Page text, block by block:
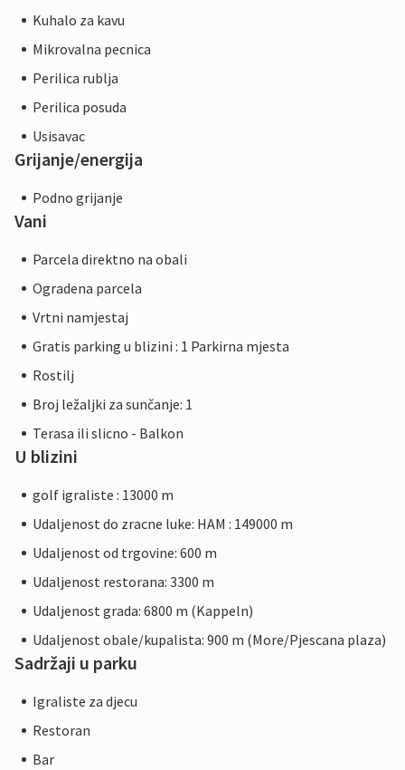
Kuhalo za kavu
Mikrovalna pecnica
Perilica rublja
Perilica posuda
Usisavac
Grijanje/energija
Podno grijanje
Vani
Parcela direktno na obali
Ogradena parcela
Vrtni namjestaj
Gratis parking u blizini : 1 Parkirna mjesta
Rostilj
Broj ležaljki za sunčanje: 1
Terasa ili slicno - Balkon
U blizini
golf igraliste : 13000 m
Udaljenost do zracne luke: HAM : 149000 m
Udaljenost od trgovine: 600 m
Udaljenost restorana: 3300 m
Udaljenost grada: 6800 m (Kappeln)
Udaljenost obale/kupalista: 900 m (More/Pjescana plaza)
Sadržaji u parku
Igraliste za djecu
Restoran
Bar